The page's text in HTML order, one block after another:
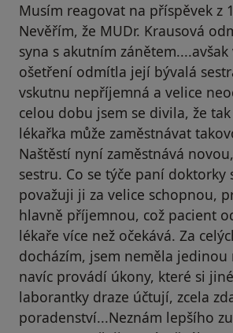
Musím reagovat na příspěvek z
Nevěřím, že MUDr. Krausová
syna s akutním
ošetření odmítla její bývalá
vskutnu nepříjemná a velice
celou dobu jsem se divila, že
lékařka může zaměstnávat
Naštěstí nyní zaměstnává
sestru. Co se týče paní doktorky
považuji ji za velice schopnou,
hlavně příjemnou, což pacient
lékaře více než očekává. Za
docházím, jsem neměla jedinou
navíc provádí úkony, které si
laborantky draze účtují, zcela
poradenství...Neznám lepšího